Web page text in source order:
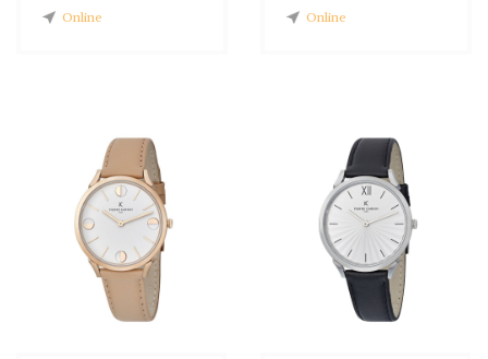
Online Online